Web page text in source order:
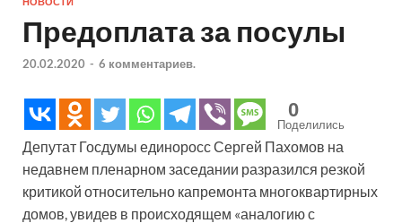
Предоплата за посулы
20.02.2020 - 6 комментариев.
0
Поделились
Депутат Госдумы единоросс Сергей Пахомов на
недавнем пленарном заседании разразился резкой
критикой относительно капремонта многоквартирных
домов, увидев в происходящем «аналогию с